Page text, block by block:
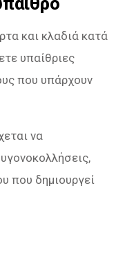
και κλαδιά κατά
υπαίθριες
που υπάρχουν
να
που δημιουργεί